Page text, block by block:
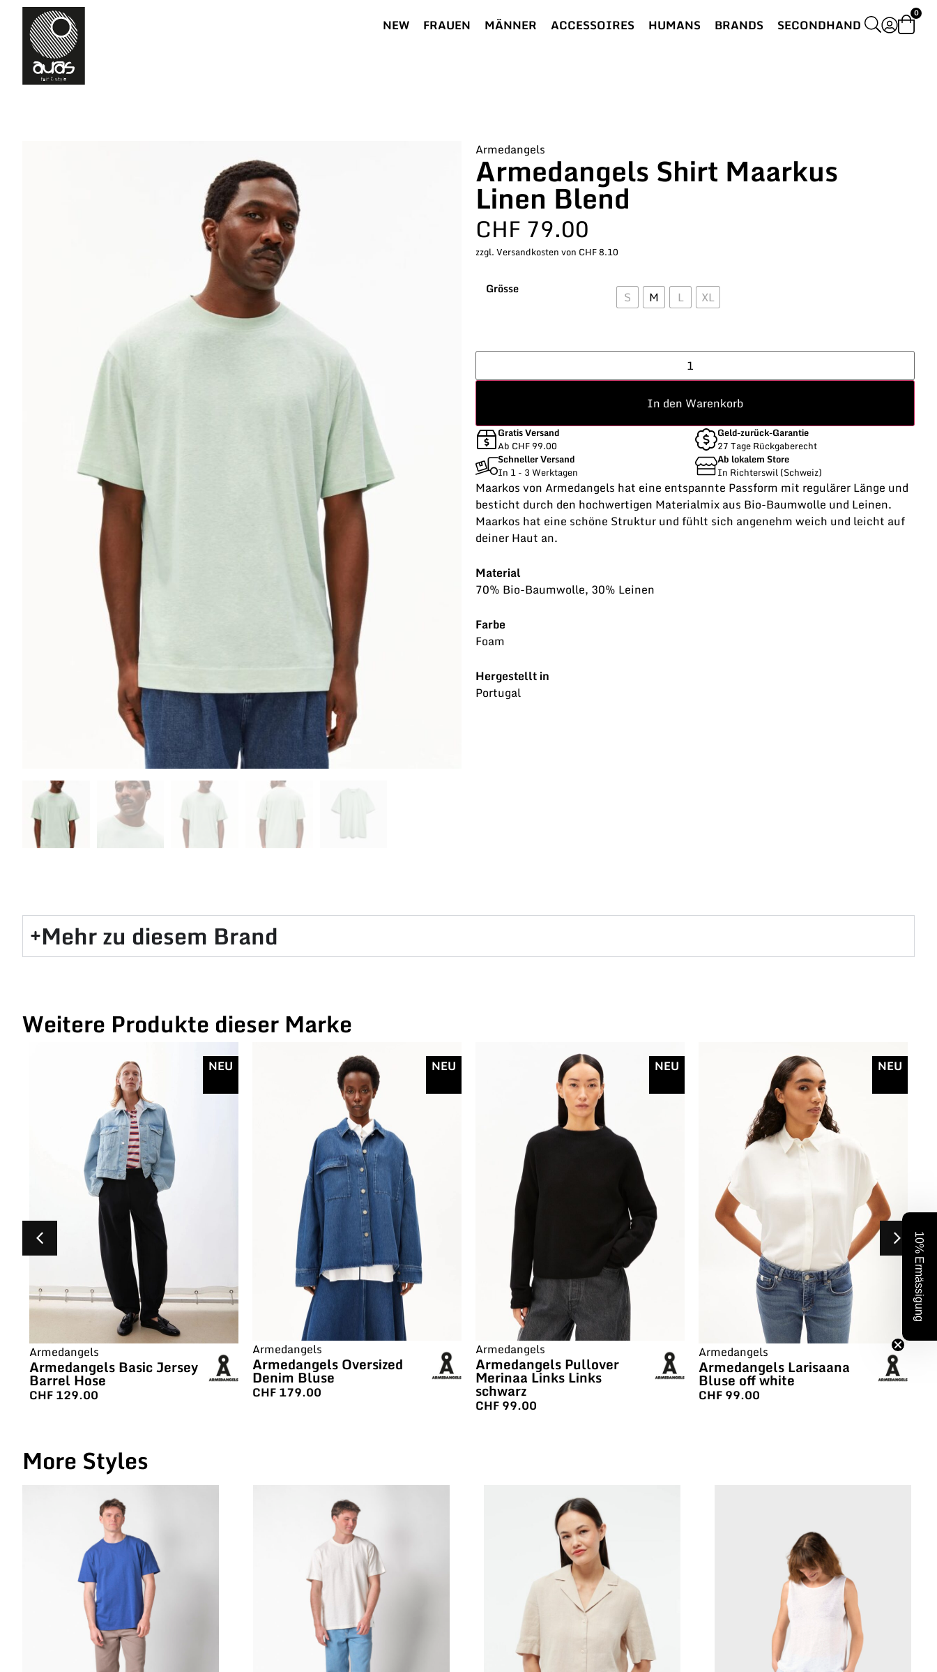
NEW FRAUEN MÄNNER ACCESSOIRES HUMANS BRANDS SECONDHAND
0
Armedangels
Armedangels Shirt Maarkus
Linen Blend
CHF 79.00
zzgl. Versandkosten von CHF 8.10
Grösse S M L XL
In den Warenkorb
Gratis Versand
Ab CHF 99.00
Geld-zurück-Garantie
27 Tage Rückgaberecht
Schneller Versand
In 1 - 3 Werktagen
Ab lokalem Store
In Richterswil (Schweiz)
Maarkos von Armedangels hat eine entspannte Passform mit regulärer Länge und
besticht durch den hochwertigen Materialmix aus Bio-Baumwolle und Leinen.
Maarkos hat eine schöne Struktur und fühlt sich angenehm weich und leicht auf
deiner Haut an.
Material
70% Bio-Baumwolle, 30% Leinen
Farbe
Foam
Hergestellt in
Portugal
Mehr zu diesem Brand​
Weitere Produkte dieser Marke
NEU
Armedangels
Armedangels Basic Jersey
Barrel Hose
CHF129.00
NEU
Armedangels
Armedangels Oversized
Denim Bluse
CHF179.00
NEU
Armedangels
Armedangels Pullover
Merinaa Links Links
schwarz
CHF99.00
NEU
Armedangels
Armedangels Larisaana
Bluse off white
CHF99.00
More Styles
10% Ermässigung